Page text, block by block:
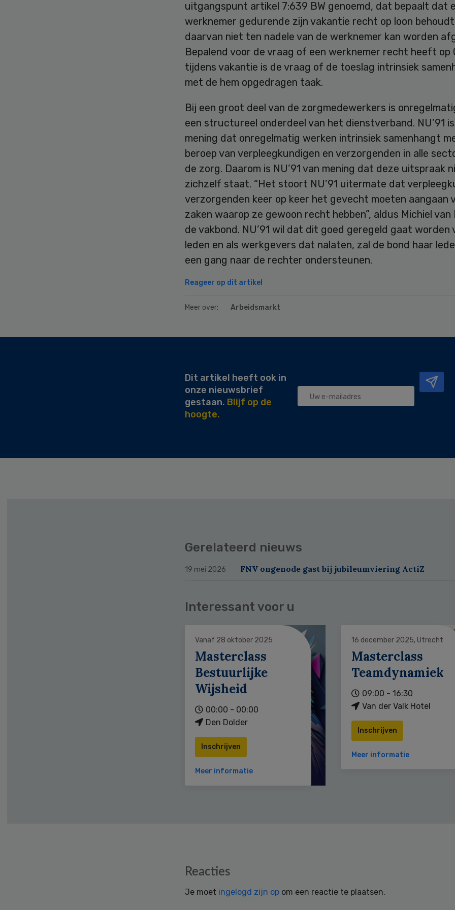
uitgangspunt artikel 7:639 BW genoemd, dat bepaalt dat
werknemer gedurende zijn vakantie recht op loon
daarvan niet ten nadele van de werknemer kan worden
Bepalend voor de vraag of een werknemer recht heeft op
tijdens vakantie is de vraag of de toeslag intrinsiek
met de hem opgedragen taak.
Bij een groot deel van de zorgmedewerkers is
een structureel onderdeel van het dienstverband. NU’91
mening dat onregelmatig werken intrinsiek samenhangt
beroep van verpleegkundigen en verzorgenden in alle
de zorg. Daarom is NU’91 van mening dat deze uitspraak
zichzelf staat. “Het stoort NU’91 uitermate dat
verzorgenden keer op keer het gevecht moeten aangaan
zaken waarop ze gewoon recht hebben”, aldus Michiel van
de vakbond. NU’91 wil dat dit goed geregeld gaat worden
leden en als werkgevers dat nalaten, zal de bond haar
een gang naar de rechter ondersteunen.
Reageer op dit artikel
Meer over: Arbeidsmarkt
Dit artikel heeft ook in
onze nieuwsbrief
gestaan. Blijf op de
hoogte.
Gerelateerd nieuws
19 mei 2026 FNV ongenode gast bij jubileumviering ActiZ
Interessant voor u
Vanaf 28 oktober 2025
Masterclass
Bestuurlijke
Wijsheid
00:00 - 00:00
Den Dolder
Inschrijven
Meer informatie
16 december 2025, Utrecht
Masterclass
Teamdynamiek
09:00 - 16:30
Van der Valk Hotel
Inschrijven
Meer informatie
Reacties
Je moet ingelogd zijn op om een reactie te plaatsen.